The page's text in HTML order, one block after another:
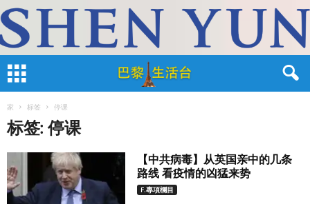
家 标签 停课
标签: 停课
【中共病毒】从英国亲中的几条
路线 看疫情的凶猛来势
F.專項欄目